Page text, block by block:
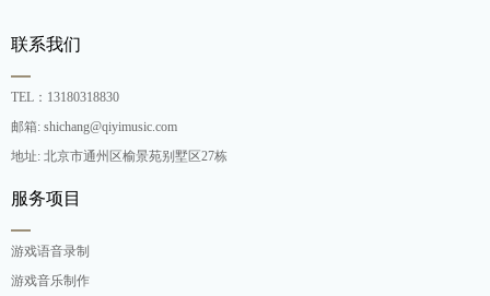
联系我们
TEL：13180318830
邮箱: shichang@qiyimusic.com
地址: 北京市通州区榆景苑别墅区27栋
服务项目
游戏语音录制
游戏音乐制作